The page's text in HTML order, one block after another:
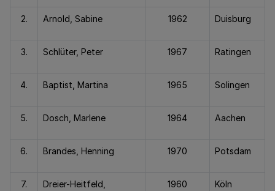
2. Arnold, Sabine 1962 Duisburg
3. Schlüter, Peter 1967 Ratingen
4. Baptist, Martina 1965 Solingen
5. Dosch, Marlene 1964 Aachen
6. Brandes, Henning 1970 Potsdam
7.
Dreier-Heitfeld,
1960 Köln